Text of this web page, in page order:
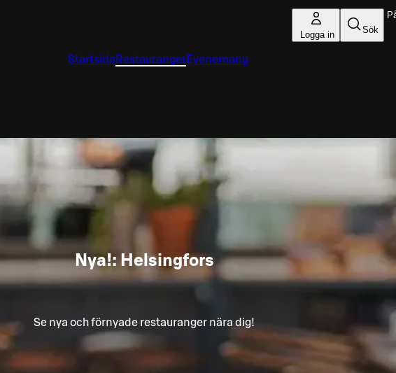
Logga in Sök
Startsida RestaurangerEvenemang
Nya!: Helsingfors
Se nya och förnyade restauranger nära dig!